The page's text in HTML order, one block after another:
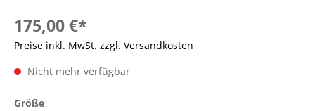
175,00 €*
Preise inkl. MwSt. zzgl. Versandkosten
Nicht mehr verfügbar
Größe